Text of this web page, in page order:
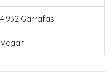
4.932 Garrafas
Vegan